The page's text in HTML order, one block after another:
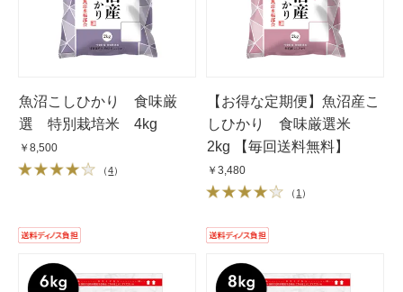
魚沼こしひかり 食味厳
選 特別栽培米 4kg
￥8,500
（4）
【お得な定期便】魚沼産こ
しひかり 食味厳選米
2kg 【毎回送料無料】
￥3,480
（ 1 ）